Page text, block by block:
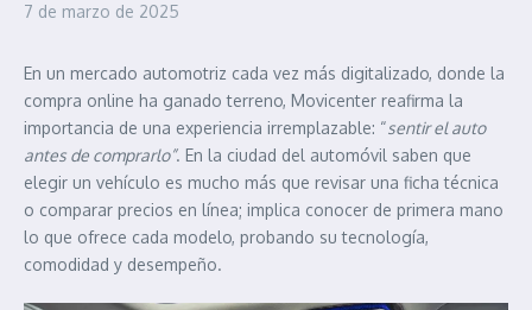
7 de marzo de 2025
En un mercado automotriz cada vez más digitalizado, donde la
compra online ha ganado terreno, Movicenter reafirma la
importancia de una experiencia irremplazable: “sentir el auto
antes de comprarlo”. En la ciudad del automóvil saben que
elegir un vehículo es mucho más que revisar una ficha técnica
o comparar precios en línea; implica conocer de primera mano
lo que ofrece cada modelo, probando su tecnología,
comodidad y desempeño.